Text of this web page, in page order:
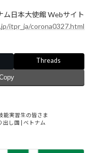
ム日本大使館 Webサイト
itpr_ja/corona0327.html
Threads
能実習生の皆さま
出し国 | ベトナム